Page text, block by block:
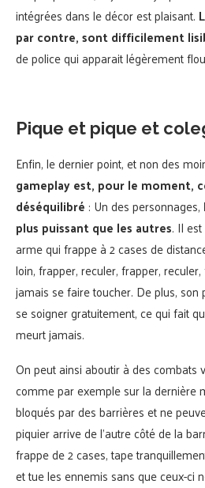
intégrées dans le décor est plaisant.
par contre, sont difficilement
de police qui apparait légèrement
Pique et pique et
Enfin, le dernier point, et non des
gameplay est, pour le moment,
déséquilibré : Un des personnages,
plus puissant que les autres. Il
arme qui frappe à 2 cases de
loin, frapper, reculer, frapper,
jamais se faire toucher. De plus,
se soigner gratuitement, ce qui fait
meurt jamais.
On peut ainsi aboutir à des combats
comme par exemple sur la dernière
bloqués par des barrières et ne
piquier arrive de l’autre côté de la
frappe de 2 cases, tape
et tue les ennemis sans que ceux-ci